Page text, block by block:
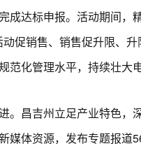
成达标申报。活动期间
促销售、销售促升限、
范化管理水平，持续壮大
昌吉州立足产业特色，
媒体资源，发布专题报